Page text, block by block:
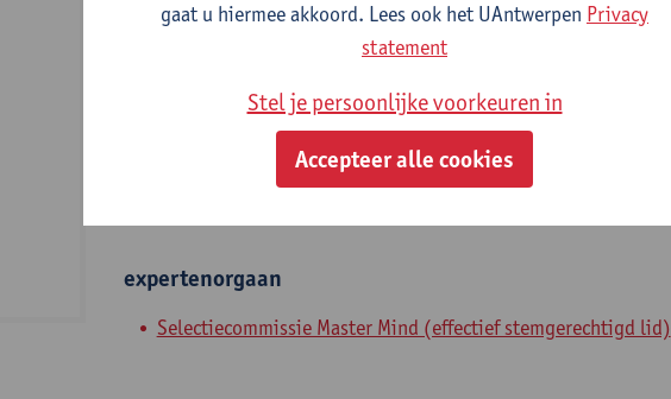
Statuut & functies
Bijzonder academisch personeel
emeritus met opdracht
expertenorgaan
Selectiecommissie Master Mind (effectief stemgerechtigd lid)
gaat u hiermee akkoord. Lees ook het UAntwerpen Privacy
statement
Stel je persoonlijke voorkeuren in
Accepteer alle cookies